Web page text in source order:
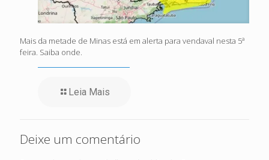
Mais da metade de Minas está em alerta para vendaval nesta 5ª
feira. Saiba onde.
Leia Mais
Deixe um comentário